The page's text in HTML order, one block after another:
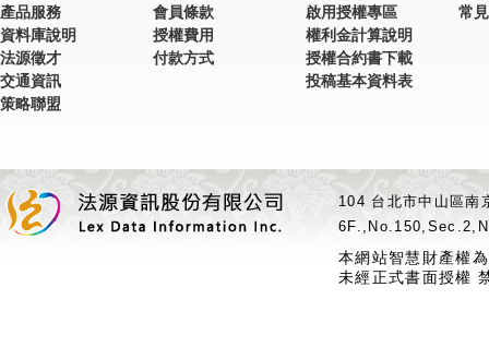
產品服務
資料庫說明
法源徵才
交通資訊
策略聯盟
會員條款
授權費用
付款方式
啟用授權專區
權利金計算說明
授權合約書下載
投稿基本資料表
常
104 台北市中山區
本網站智慧財產權
未經正式書面授權